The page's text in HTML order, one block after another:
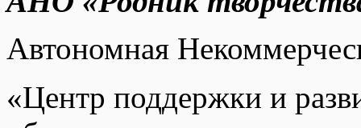
Автономная
«Центр поддержки и